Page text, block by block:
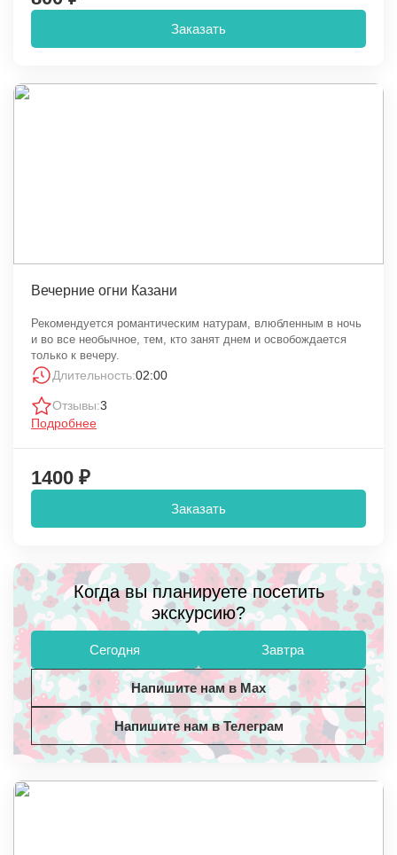
Заказать
Вечерние огни Казани
Рекомендуется романтическим натурам, влюбленным в ночь
и во все необычное, тем, кто занят днем и освобождается
только к вечеру.
Длительность:02:00
Отзывы:3
Подробнее
1400 ₽
Заказать
Когда вы планируете посетить
экскурсию?
Сегодня Завтра
Напишите нам в Max
Напишите нам в Телеграм